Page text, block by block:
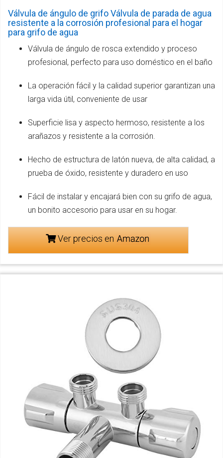
Válvula de ángulo de grifo Válvula de parada de agua
resistente a la corrosión profesional para el hogar
para grifo de agua
Válvula de ángulo de rosca extendido y proceso
profesional, perfecto para uso doméstico en el baño
La operación fácil y la calidad superior garantizan una
larga vida útil, conveniente de usar
Superficie lisa y aspecto hermoso, resistente a los
arañazos y resistente a la corrosión.
Hecho de estructura de latón nueva, de alta calidad, a
prueba de óxido, resistente y duradero en uso
Fácil de instalar y encajará bien con su grifo de agua,
un bonito accesorio para usar en su hogar.
Ver precios en